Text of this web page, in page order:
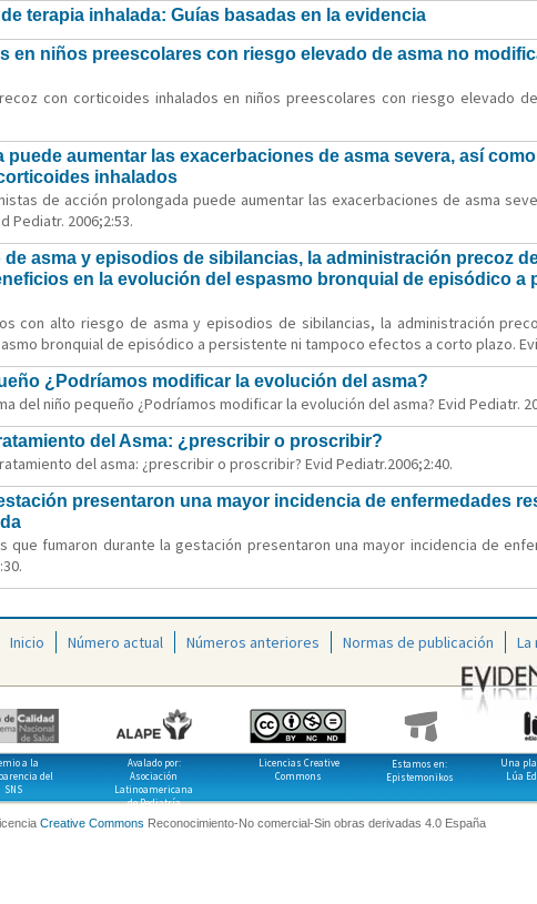
terapia inhalada: Guías basadas en la evidencia
en niños preescolares con riesgo elevado de asma no
con corticoides inhalados en niños preescolares con riesgo elevado
aumentar las exacerbaciones de asma severa, así
inhalados
de acción prolongada puede aumentar las exacerbaciones de asma
Pediatr. 2006;2:53.
asma y episodios de sibilancias, la administración precoz
en la evolución del espasmo bronquial de episódico a
con alto riesgo de asma y episodios de sibilancias, la administración
bronquial de episódico a persistente ni tampoco efectos a corto plazo.
¿Podríamos modificar la evolución del asma?
del niño pequeño ¿Podríamos modificar la evolución del asma? Evid Pediatr.
del Asma: ¿prescribir o proscribir?
del asma: ¿prescribir o proscribir? Evid Pediatr.2006;2:40.
presentaron una mayor incidencia de enfermedades
que fumaron durante la gestación presentaron una mayor incidencia de
Inicio Número actual Números anteriores Normas de publicación La
a la
del
SNS
Avalado por:
Asociación
Latinoamericana
de Pediatría
Licencias Creative
Commons
Estamos en:
Epistemonikos
Una
Lúa
Creative Commons Reconocimiento-No comercial-Sin obras derivadas 4.0 España